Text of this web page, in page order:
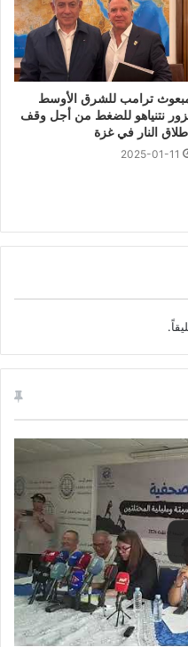
ترامب للشرق الأوسط
نتنياهو للضغط من أجل وقف
إطلاق النار في غزة
2025-01-11